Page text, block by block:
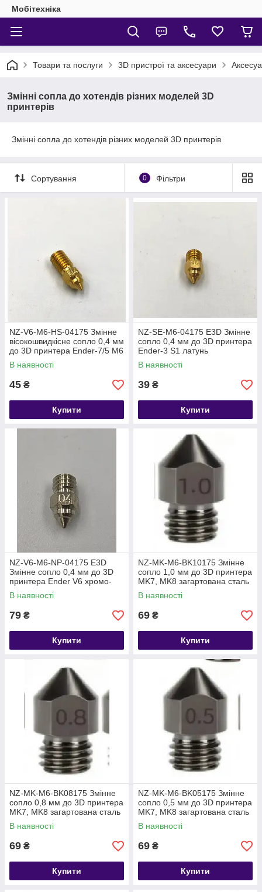
Мобітехніка
Товари та послуги 3D пристрої та аксесуари
Змінні сопла до хотендів різних моделей 3D
принтерів
Змінні сопла до хотендів різних моделей 3D принтерів
Сортування 0 Фільтри
NZ-V6-M6-HS-04175 Змінне
вісокошвидкісне сопло 0,4 мм
до 3D принтера Ender-7/5 M6
латунь
В наявності
45 ₴
Купити
NZ-SE-M6-04175 E3D Змінне
сопло 0,4 мм до 3D принтера
Ender-3 S1 латунь
В наявності
39 ₴
Купити
NZ-V6-M6-NP-04175 E3D
Змінне сопло 0,4 мм до 3D
принтера Ender V6 хромо-
цирконієво-мідний сплав
В наявності
79 ₴
Купити
NZ-MK-M6-BK10175 Змінне
сопло 1,0 мм до 3D принтера
MK7, MK8 загартована сталь
В наявності
69 ₴
Купити
NZ-MK-M6-BK08175 Змінне
сопло 0,8 мм до 3D принтера
MK7, MK8 загартована сталь
В наявності
69 ₴
Купити
NZ-MK-M6-BK05175 Змінне
сопло 0,5 мм до 3D принтера
MK7, MK8 загартована сталь
В наявності
69 ₴
Купити